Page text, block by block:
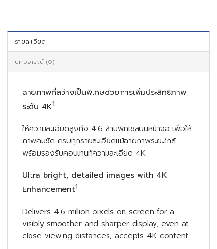
รายละเอียด
บทวิจารณ์ (0)
ฉายภาพที่สว่างเป็นพิเศษด้วยการเพิ่มประสิทธิภาพ
ระดับ 4K1
ให้ความละเอียดสูงถึง 4.6 ล้านพิกเซลบนหน้าจอ เพื่อให้
ภาพคมชัด ครบทุกรายละเอียดแม้ฉายภาพระยะใกล้
พร้อมรองรับคอนเทนท์ความละเอียด 4K
Ultra bright, detailed images with 4K
Enhancement1
Delivers 4.6 million pixels on screen for a
visibly smoother and sharper display, even at
close viewing distances; accepts 4K content